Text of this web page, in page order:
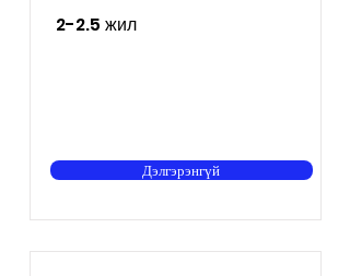
2-2.5 жил
Дэлгэрэнгүй